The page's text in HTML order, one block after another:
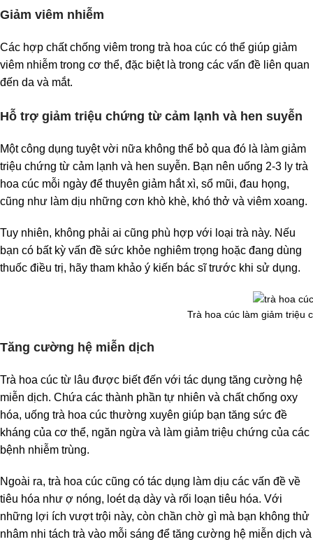
Giảm viêm nhiễm
Các hợp chất chống viêm trong trà hoa cúc có thể giúp giảm
viêm nhiễm trong cơ thể, đặc biệt là trong các vấn đề liên quan
đến da và mắt.
Hỗ trợ giảm triệu chứng từ cảm lạnh và hen suyễn
Một công dụng tuyệt vời nữa không thể bỏ qua đó là làm giảm
triệu chứng từ cảm lạnh và hen suyễn. Bạn nên uống 2-3 ly trà
hoa cúc mỗi ngày để thuyên giảm hắt xì, sổ mũi, đau họng,
cũng như làm dịu những cơn khò khè, khó thở và viêm xoang.
Tuy nhiên, không phải ai cũng phù hợp với loại trà này. Nếu
bạn có bất kỳ vấn đề sức khỏe nghiêm trọng hoặc đang dùng
thuốc điều trị, hãy tham khảo ý kiến ​​bác sĩ trước khi sử dụng.
Trà hoa cúc làm giảm triệu
Tăng cường hệ miễn dịch
Trà hoa cúc từ lâu được biết đến với tác dụng tăng cường hệ
miễn dịch. Chứa các thành phần tự nhiên và chất chống oxy
hóa, uống trà hoa cúc thường xuyên giúp bạn tăng sức đề
kháng của cơ thể, ngăn ngừa và làm giảm triệu chứng của các
bệnh nhiễm trùng.
Ngoài ra, trà hoa cúc cũng có tác dụng làm dịu các vấn đề về
tiêu hóa như ợ nóng, loét dạ dày và rối loạn tiêu hóa. Với
những lợi ích vượt trội này, còn chần chờ gì mà bạn không thử
nhâm nhi tách trà vào mỗi sáng để tăng cường hệ miễn dịch và